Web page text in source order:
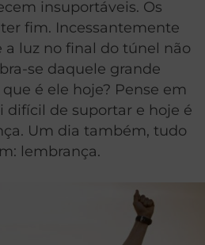
insuportáveis. Os
fim. Incessantemente
a luz no final do túnel não
se daquele grande
é ele hoje? Pense em
difícil de suportar e hoje é
Um dia também, tudo
lembrança.